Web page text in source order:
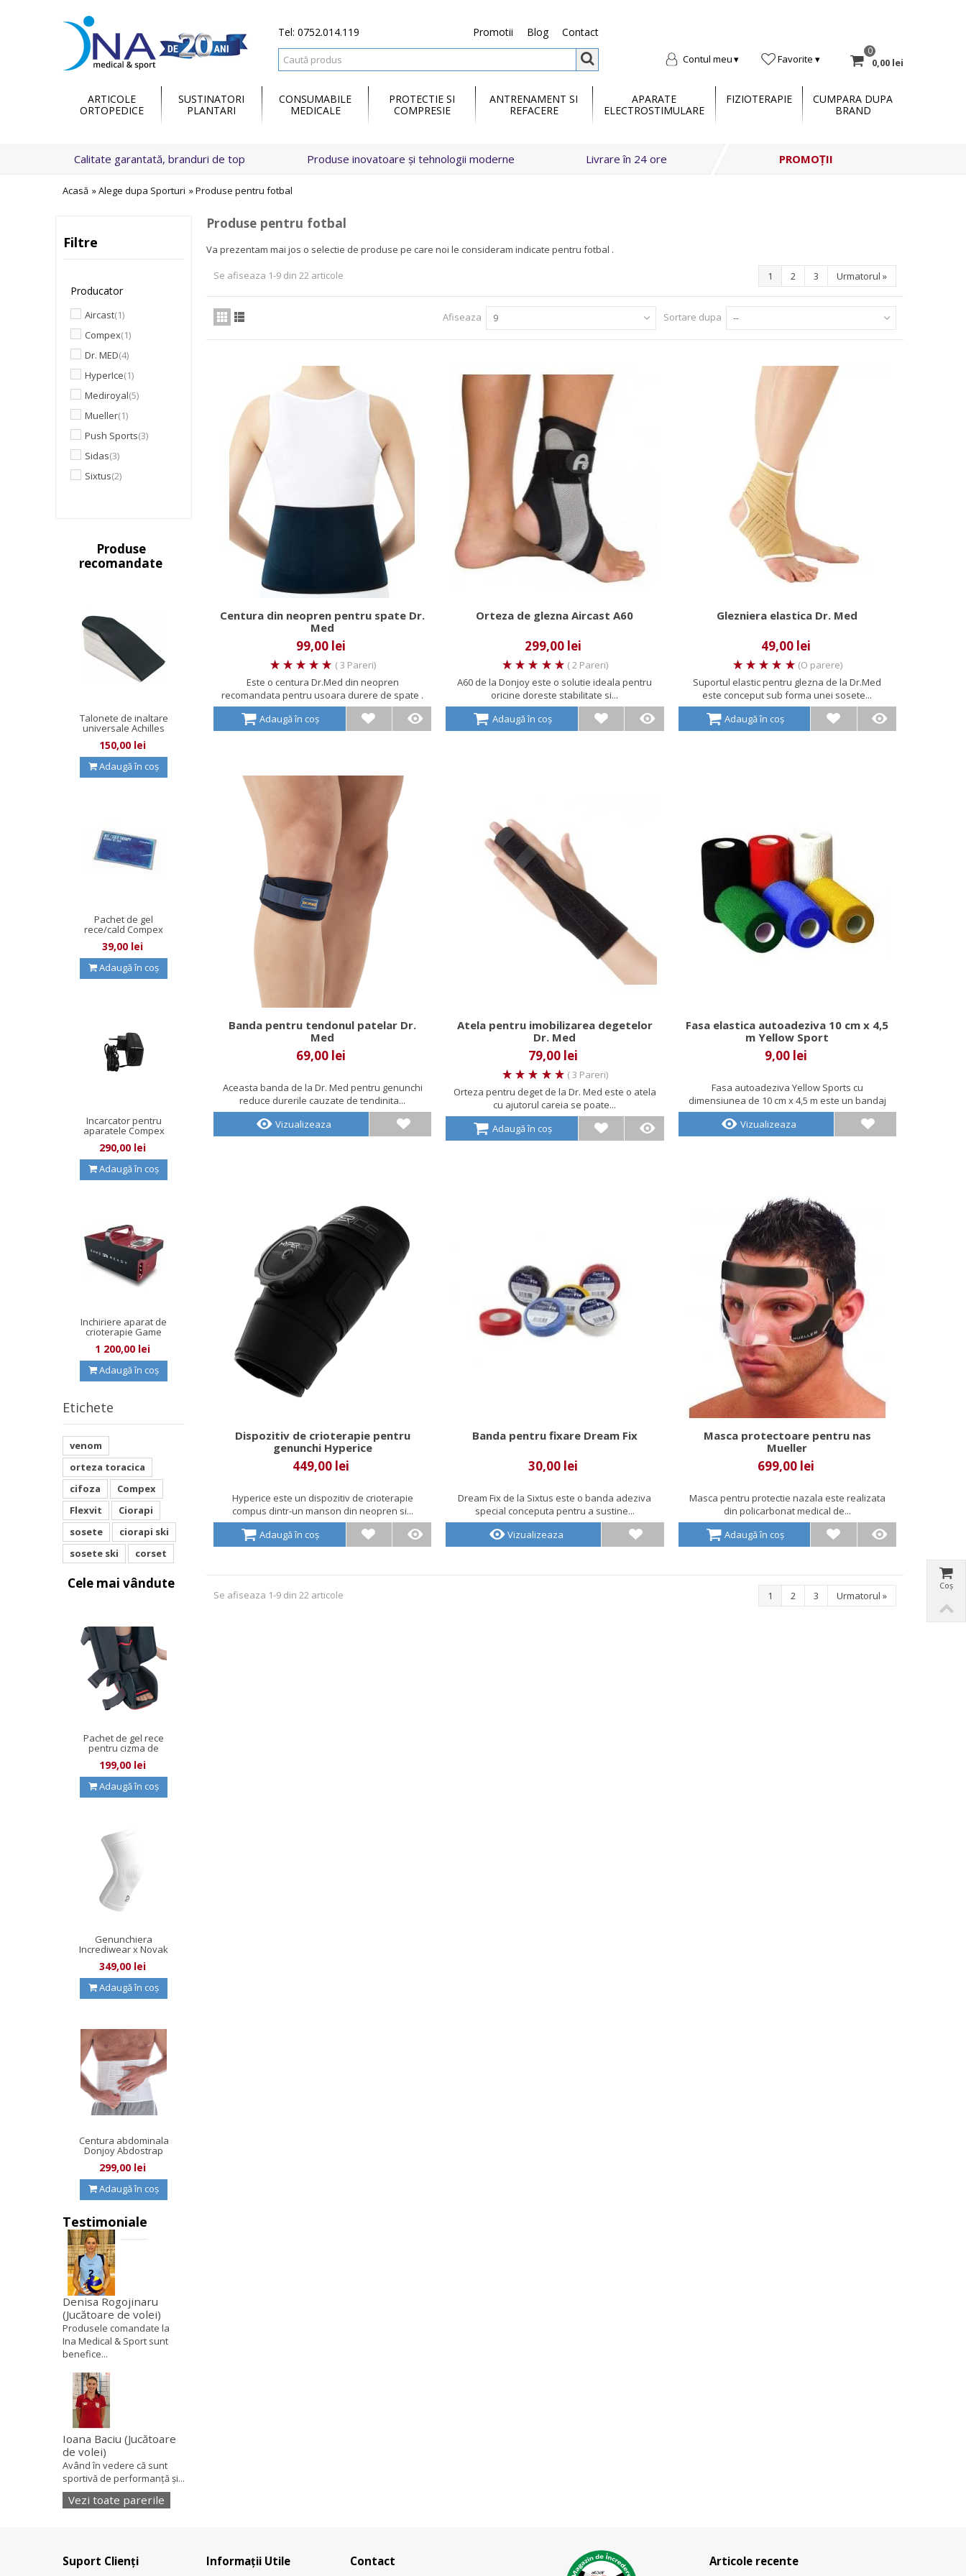
Tel: 0752.014.119 Contact
Blog
Promotii
Contul meu Favorite
0
0,00 lei
ARTICOLE
ORTOPEDICE
SUSTINATORI
PLANTARI
CONSUMABILE
MEDICALE
PROTECTIE SI
COMPRESIE
ANTRENAMENT SI
REFACERE
APARATE
ELECTROSTIMULARE
FIZIOTERAPIE
CUMPARA DUPA
BRAND
Calitate garantată, branduri de top Produse inovatoare și tehnologii moderne Livrare în 24 ore PROMOȚII
Acasă »Alege dupa Sporturi »Produse pentru fotbal
Filtre
Producator
Aircast(1)
Compex(1)
Dr. MED(4)
HyperIce(1)
Mediroyal(5)
Mueller(1)
Push Sports(3)
Sidas(3)
Sixtus(2)
Produse
recomandate
Talonete de inaltare
universale Achilles
Wedge
150,00 lei
Adaugă în coș
Pachet de gel
rece/cald Compex
39,00 lei
Adaugă în coș
Incarcator pentru
aparatele Compex
cu fire...
290,00 lei
Adaugă în coș
Inchiriere aparat de
crioterapie Game
1 200,00 lei
Adaugă în coș
Etichete
venom
orteza toracica
cifoza
Compex
Flexvit
Ciorapi
sosete
ciorapi ski
sosete ski
corset
Cele mai vândute
Pachet de gel rece
pentru cizma de
imobilizare...
199,00 lei
Adaugă în coș
Genunchiera
Incrediwear x Novak
Djokovic
349,00 lei
Adaugă în coș
Centura abdominala
Donjoy Abdostrap
299,00 lei
Adaugă în coș
Testimoniale
Denisa Rogojinaru
(Jucătoare de volei)
Produsele comandate la
Ina Medical & Sport sunt
benefice...
Ioana Baciu (Jucătoare
de volei)
Având în vedere că sunt
sportivă de performanță și...
Vezi toate parerile
Produse pentru fotbal
Va prezentam mai jos o selectie de produse pe care noi le consideram indicate pentru fotbal .
1 2 3 Urmatorul »
Se afiseaza 1-9 din 22 articole
Sortare dupa --
Afiseaza 9
Centura din neopren pentru spate Dr.
Med
99,00 lei
( 3 Pareri)
Este o centura Dr.Med din neopren
recomandata pentru usoara durere de spate .
Are...
Adaugă în coș
Orteza de glezna Aircast A60
299,00 lei
( 2 Pareri)
A60 de la Donjoy este o solutie ideala pentru
oricine doreste stabilitate si...
Adaugă în coș
Glezniera elastica Dr. Med
49,00 lei
(O parere)
Suportul elastic pentru glezna de la Dr.Med
este conceput sub forma unei sosete...
Adaugă în coș
Banda pentru tendonul patelar Dr.
Med
69,00 lei
Aceasta banda de la Dr. Med pentru genunchi
reduce durerile cauzate de tendinita...
Vizualizeaza
Atela pentru imobilizarea degetelor
Dr. Med
79,00 lei
( 3 Pareri)
Orteza pentru deget de la Dr. Med este o atela
cu ajutorul careia se poate...
Adaugă în coș
Fasa elastica autoadeziva 10 cm x 4,5
m Yellow Sport
9,00 lei
Fasa autoadeziva Yellow Sports cu
dimensiunea de 10 cm x 4,5 m este un bandaj
de...
Vizualizeaza
Dispozitiv de crioterapie pentru
genunchi Hyperice
449,00 lei
Hyperice este un dispozitiv de crioterapie
compus dintr-un manson din neopren si...
Adaugă în coș
Banda pentru fixare Dream Fix
30,00 lei
Dream Fix de la Sixtus este o banda adeziva
special conceputa pentru a sustine...
Vizualizeaza
Masca protectoare pentru nas
Mueller
699,00 lei
Masca pentru protectie nazala este realizata
din policarbonat medical de...
Adaugă în coș
1 2 3 Urmatorul »
Se afiseaza 1-9 din 22 articole
Suport Clienți Informații Utile Contact Articole recente
Coș